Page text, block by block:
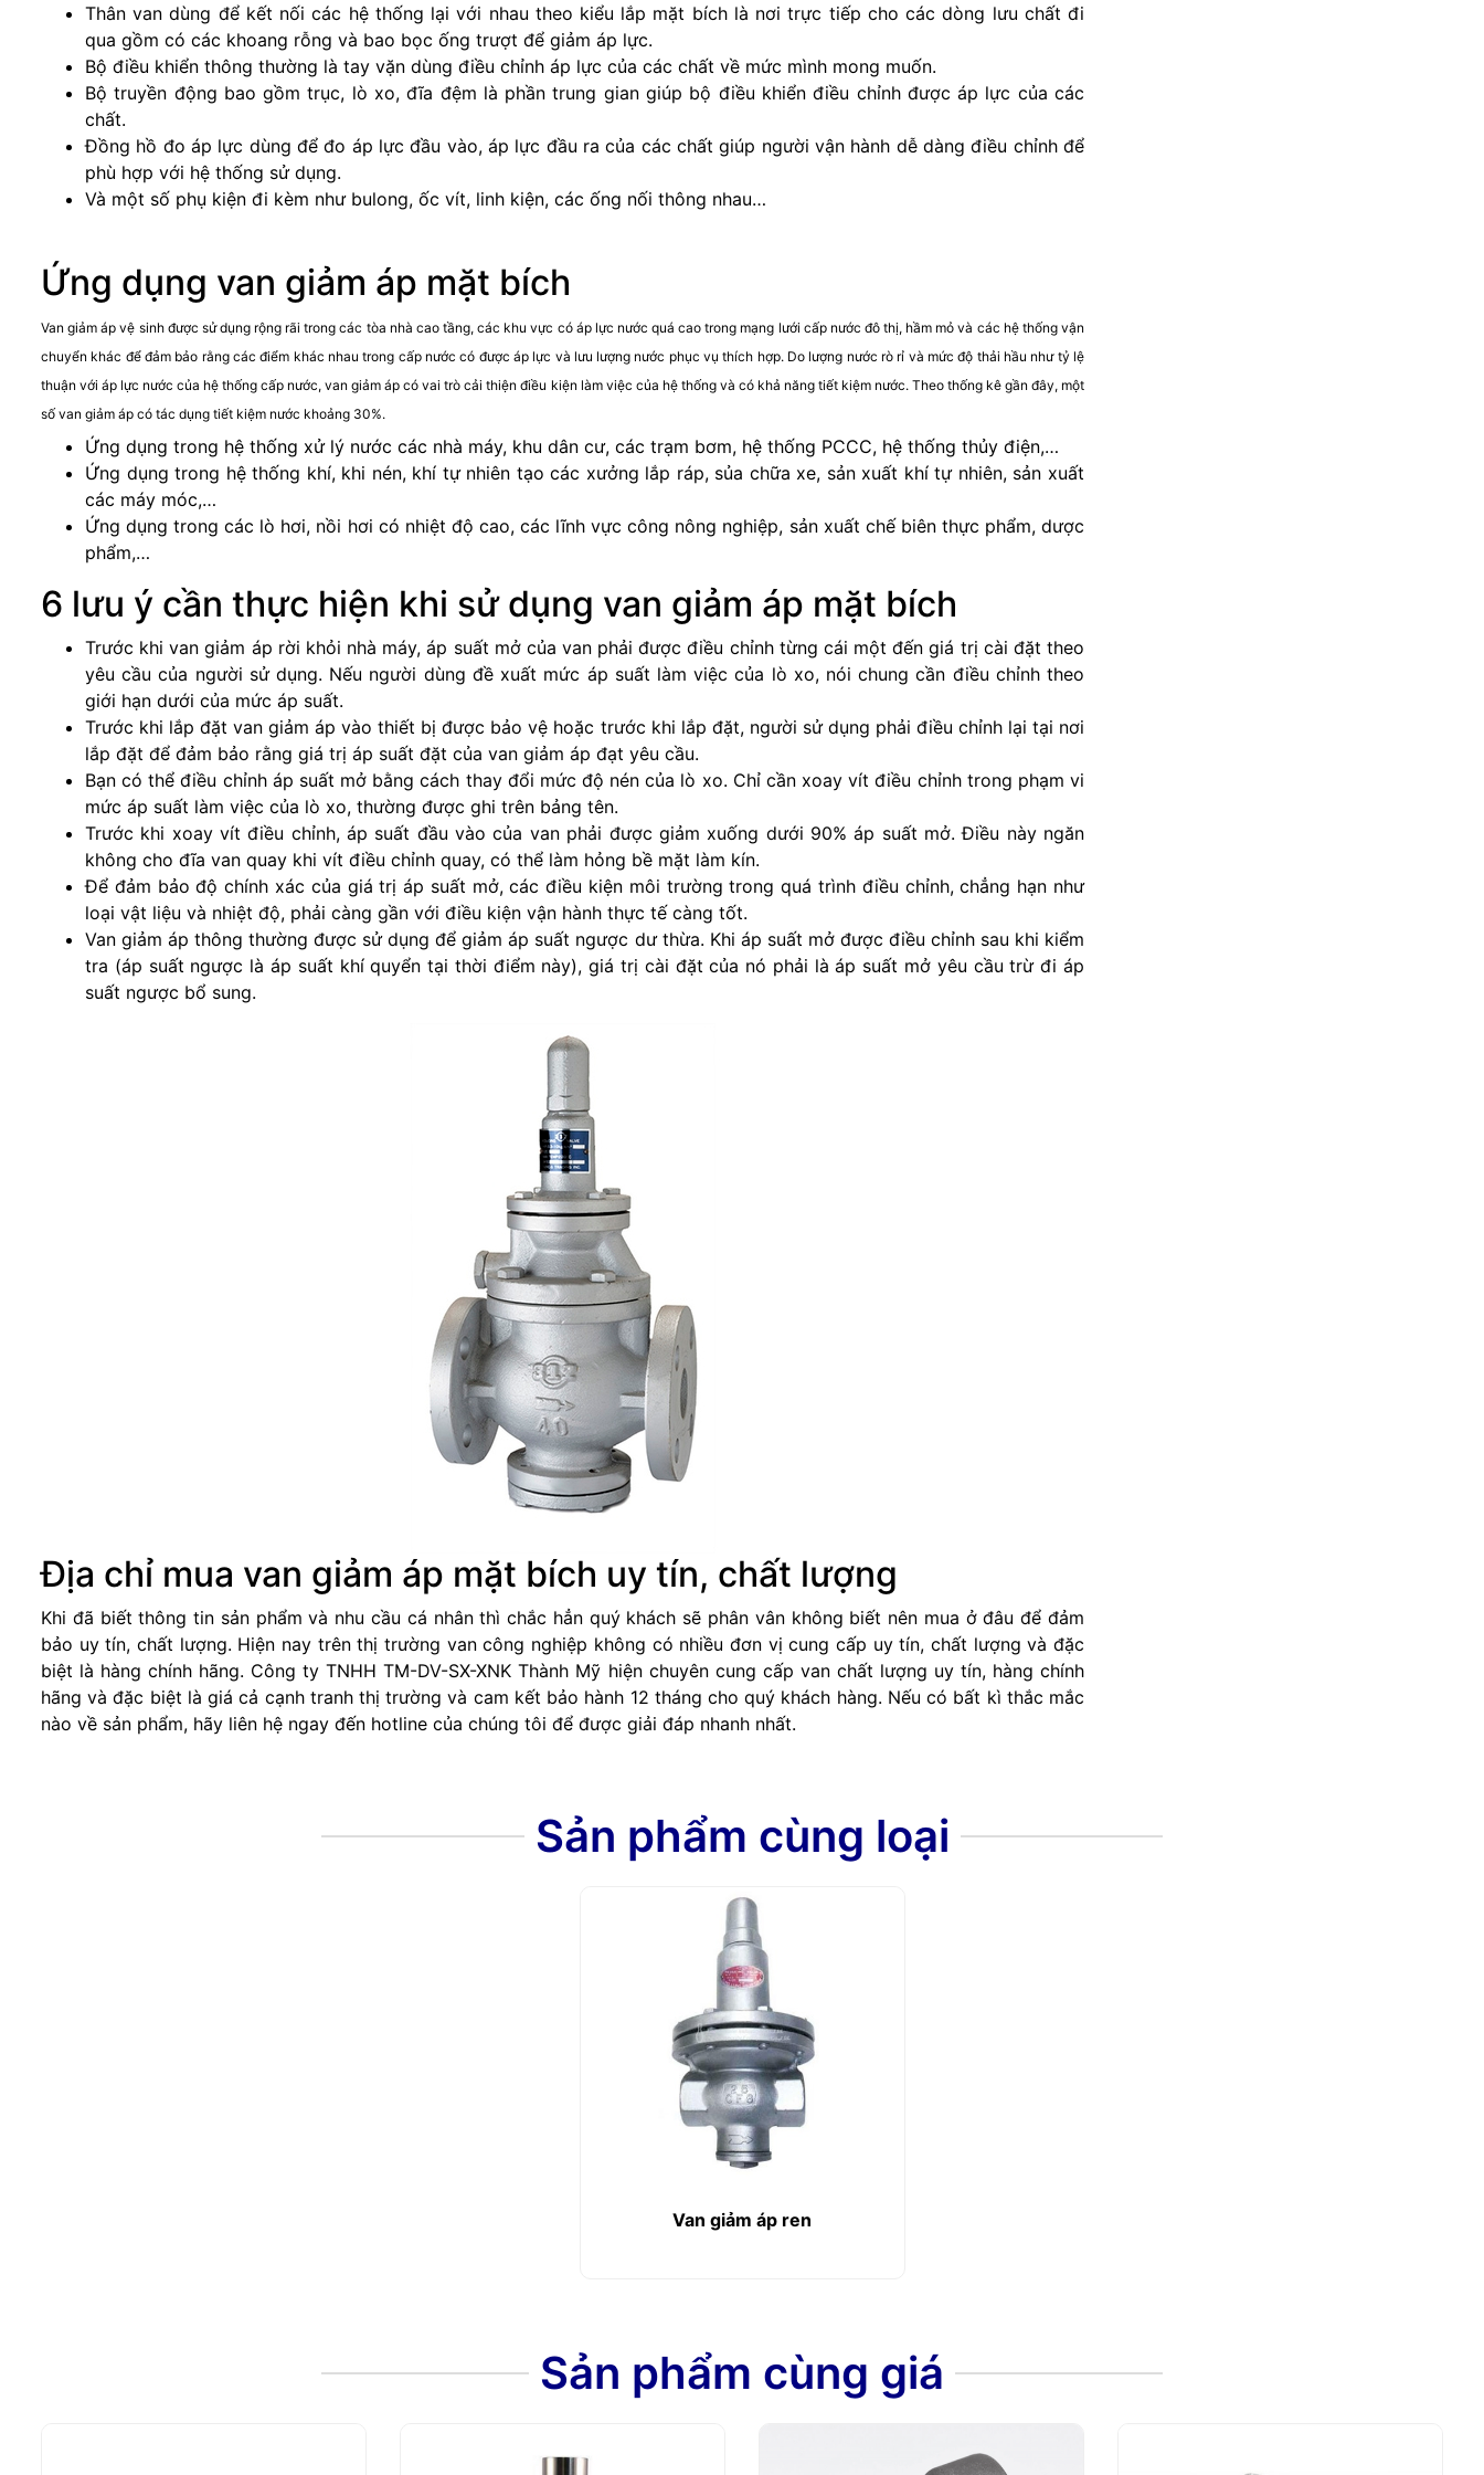
Thân van dùng để kết nối các hệ thống lại với nhau theo kiểu lắp mặt bích là nơi trực tiếp cho các dòng lưu chất đi
qua gồm có các khoang rỗng và bao bọc ống trượt để giảm áp lực.
Bộ điều khiển thông thường là tay vặn dùng điều chỉnh áp lực của các chất về mức mình mong muốn.
Bộ truyền động bao gồm trục, lò xo, đĩa đệm là phần trung gian giúp bộ điều khiển điều chỉnh được áp lực của các
chất.
Đồng hồ đo áp lực dùng để đo áp lực đầu vào, áp lực đầu ra của các chất giúp người vận hành dễ dàng điều chỉnh để
phù hợp với hệ thống sử dụng.
Và một số phụ kiện đi kèm như bulong, ốc vít, linh kiện, các ống nối thông nhau…
Ứng dụng van giảm áp mặt bích
Van giảm áp vệ sinh được sử dụng rộng rãi trong các tòa nhà cao tầng, các khu vực có áp lực nước quá cao trong mạng lưới cấp nước đô thị, hầm mỏ và các hệ thống vận
chuyển khác để đảm bảo rằng các điểm khác nhau trong cấp nước có được áp lực và lưu lượng nước phục vụ thích hợp. Do lượng nước rò rỉ và mức độ thải hầu như tỷ lệ
thuận với áp lực nước của hệ thống cấp nước, van giảm áp có vai trò cải thiện điều kiện làm việc của hệ thống và có khả năng tiết kiệm nước. Theo thống kê gần đây, một
số van giảm áp có tác dụng tiết kiệm nước khoảng 30%.
Ứng dụng trong hệ thống xử lý nước các nhà máy, khu dân cư, các trạm bơm, hệ thống PCCC, hệ thống thủy điện,…
Ứng dụng trong hệ thống khí, khi nén, khí tự nhiên tạo các xưởng lắp ráp, sủa chữa xe, sản xuất khí tự nhiên, sản xuất
các máy móc,…
Ứng dụng trong các lò hơi, nồi hơi có nhiệt độ cao, các lĩnh vực công nông nghiệp, sản xuất chế biên thực phẩm, dược
phẩm,…
6 lưu ý cần thực hiện khi sử dụng van giảm áp mặt bích
Trước khi van giảm áp rời khỏi nhà máy, áp suất mở của van phải được điều chỉnh từng cái một đến giá trị cài đặt theo
yêu cầu của người sử dụng. Nếu người dùng đề xuất mức áp suất làm việc của lò xo, nói chung cần điều chỉnh theo
giới hạn dưới của mức áp suất.
Trước khi lắp đặt van giảm áp vào thiết bị được bảo vệ hoặc trước khi lắp đặt, người sử dụng phải điều chỉnh lại tại nơi
lắp đặt để đảm bảo rằng giá trị áp suất đặt của van giảm áp đạt yêu cầu.
Bạn có thể điều chỉnh áp suất mở bằng cách thay đổi mức độ nén của lò xo. Chỉ cần xoay vít điều chỉnh trong phạm vi
mức áp suất làm việc của lò xo, thường được ghi trên bảng tên.
Trước khi xoay vít điều chỉnh, áp suất đầu vào của van phải được giảm xuống dưới 90% áp suất mở. Điều này ngăn
không cho đĩa van quay khi vít điều chỉnh quay, có thể làm hỏng bề mặt làm kín.
Để đảm bảo độ chính xác của giá trị áp suất mở, các điều kiện môi trường trong quá trình điều chỉnh, chẳng hạn như
loại vật liệu và nhiệt độ, phải càng gần với điều kiện vận hành thực tế càng tốt.
Van giảm áp thông thường được sử dụng để giảm áp suất ngược dư thừa. Khi áp suất mở được điều chỉnh sau khi kiểm
tra (áp suất ngược là áp suất khí quyển tại thời điểm này), giá trị cài đặt của nó phải là áp suất mở yêu cầu trừ đi áp
suất ngược bổ sung.
Địa chỉ mua van giảm áp mặt bích uy tín, chất lượng
Khi đã biết thông tin sản phẩm và nhu cầu cá nhân thì chắc hẳn quý khách sẽ phân vân không biết nên mua ở đâu để đảm
bảo uy tín, chất lượng. Hiện nay trên thị trường van công nghiệp không có nhiều đơn vị cung cấp uy tín, chất lượng và đặc
biệt là hàng chính hãng. Công ty TNHH TM-DV-SX-XNK Thành Mỹ hiện chuyên cung cấp van chất lượng uy tín, hàng chính
hãng và đặc biệt là giá cả cạnh tranh thị trường và cam kết bảo hành 12 tháng cho quý khách hàng. Nếu có bất kì thắc mắc
nào về sản phẩm, hãy liên hệ ngay đến hotline của chúng tôi để được giải đáp nhanh nhất.
Sản phẩm cùng loại
Van giảm áp ren
Sản phẩm cùng giá